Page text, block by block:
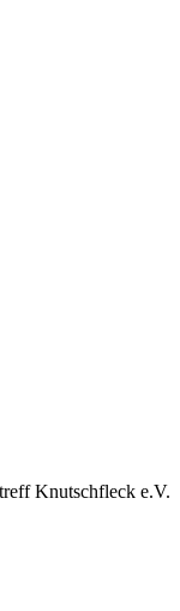
Knutschfleck e.V.